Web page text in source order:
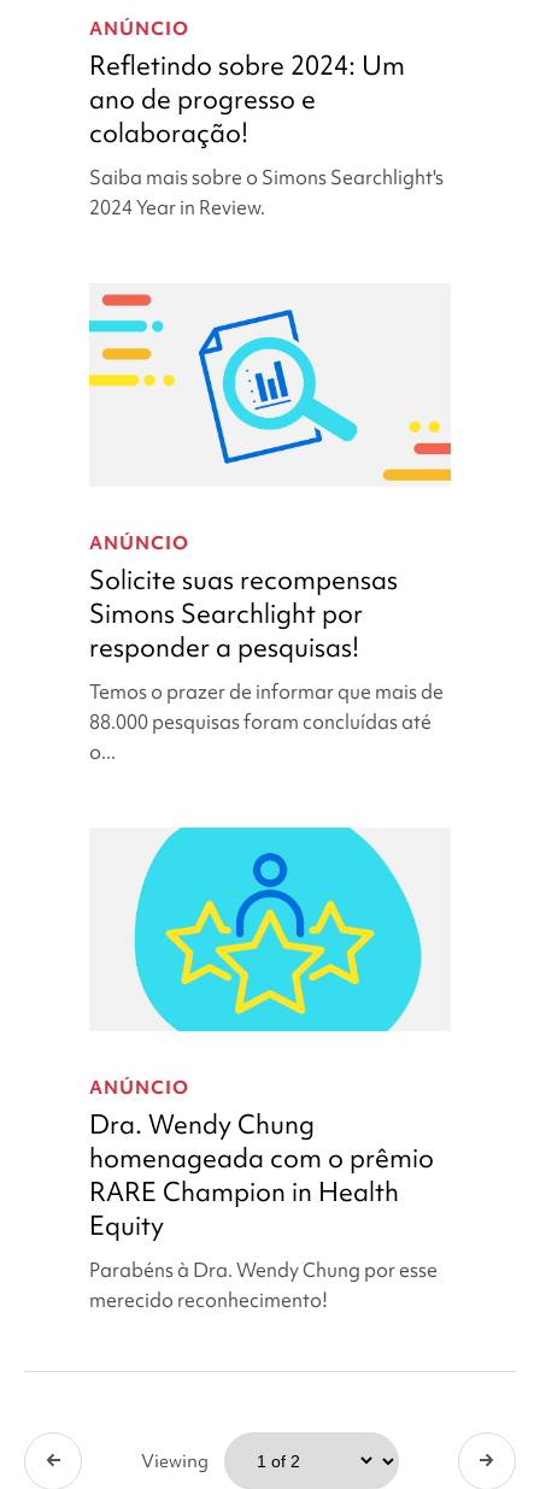
sobre
2024:
Um
ano
de
e
colaboração!
ANÚNCIO
Refletindo sobre 2024: Um
ano de progresso e
colaboração!
Saiba mais sobre o Simons Searchlight's
2024 Year in Review.
suas
recompensas
Simons
Searchlight
por
a
pesquisas!
ANÚNCIO
Solicite suas recompensas
Simons Searchlight por
responder a pesquisas!
Temos o prazer de informar que mais de
88.000 pesquisas foram concluídas até
o...
Wendy
Chung
homenageada
com
o
prêmio
RARE
Champion
in
ANÚNCIO
Dra. Wendy Chung
homenageada com o prêmio
RARE Champion in Health
Equity
Parabéns à Dra. Wendy Chung por esse
merecido reconhecimento!
Viewing